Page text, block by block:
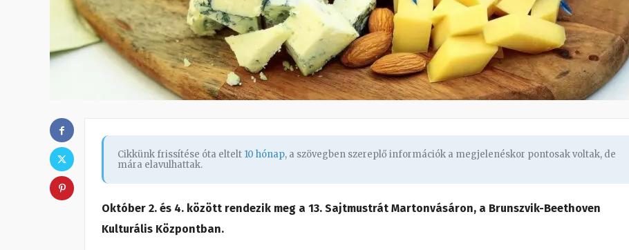
Cikkünk frissítése óta eltelt 10 hónap, a szövegben szereplő információk a megjelenéskor pontosak voltak, de
mára elavulhattak.
Október 2. és 4. között rendezik meg a 13. Sajtmustrát Martonvásáron, a Brunszvik-Beethoven
Kulturális Központban.